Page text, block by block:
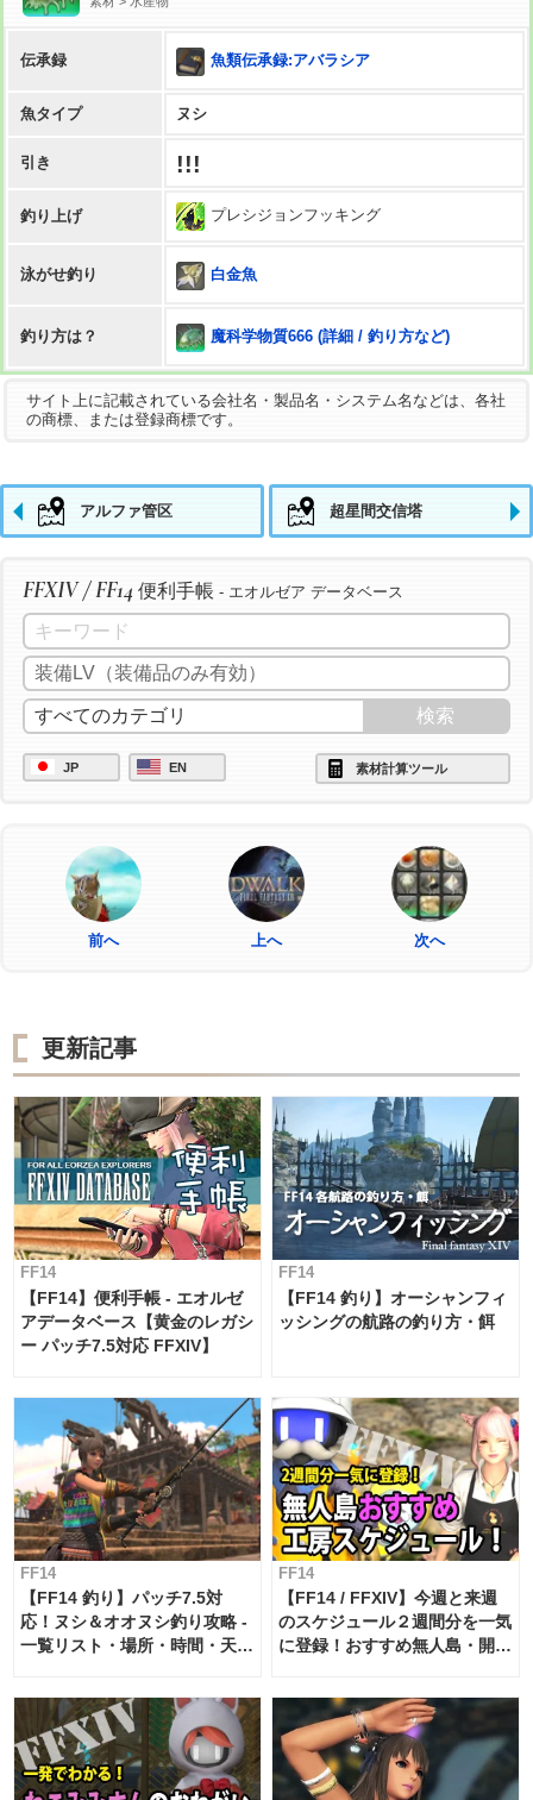
伝承録 魚類伝承録:アバラシア
魚タイプ ヌシ
引き !!!
釣り上げ プレシジョンフッキング
泳がせ釣り 白金魚
釣り方は？ 魔科学物質666 (詳細 / 釣り方など)
サイト上に記載されている会社名・製品名・システム名などは、各社
の商標、または登録商標です。
アルファ管区 超星間交信塔
FFXIV / FF14 便利手帳 - エオルゼア データベース
JP EN 素材計算ツール
前へ 上へ 次へ
更新記事
FF14
【FF14】便利手帳 - エオルゼ
アデータベース【黄金のレガシ
ー パッチ7.5対応 FFXIV】
FF14
【FF14 釣り】オーシャンフィ
ッシングの航路の釣り方・餌
FF14
【FF14 釣り】パッチ7.5対
応！ヌシ＆オオヌシ釣り攻略 -
一覧リスト・場所・時間・天
FF14
【FF14 / FFXIV】今週と来週
のスケジュール２週間分を一気
に登録！おすすめ無人島・開拓
対応 / 毎週更新中】